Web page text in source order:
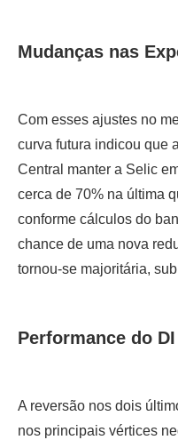
Mudanças nas
Com esses ajustes no
curva futura indicou que
Central manter a Selic
cerca de 70% na última
conforme cálculos do
chance de uma nova
tornou-se majoritária,
Performance do
A reversão nos dois
nos principais vértices